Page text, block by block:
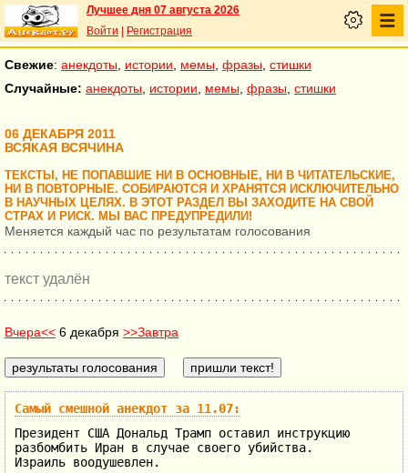
Лучшее дня 07 августа 2026
Войти
Регистрация
Свежие: анекдоты истории мемы фразы стишки
Случайные: анекдоты истории мемы фразы стишки
06 ДЕКАБРЯ 2011
ВСЯКАЯ ВСЯЧИНА
ТЕКСТЫ, НЕ ПОПАВШИЕ НИ В ОСНОВНЫЕ, НИ В ЧИТАТЕЛЬСКИЕ,
НИ В ПОВТОРНЫЕ. СОБИРАЮТСЯ И ХРАНЯТСЯ ИСКЛЮЧИТЕЛЬНО
В НАУЧНЫХ ЦЕЛЯХ. В ЭТОТ РАЗДЕЛ ВЫ ЗАХОДИТЕ НА СВОЙ
СТРАХ И РИСК. МЫ ВАС ПРЕДУПРЕДИЛИ!
Меняется каждый час по результатам голосования
текст удалён
Вчера<< 6 декабря >>Завтра
Самый смешной анекдот за 11.07:
Президент США Дональд Трамп оставил инструкцию
разбомбить Иран в случае своего убийства.
Израиль воодушевлен.